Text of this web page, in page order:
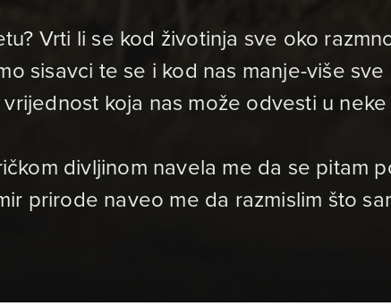
Vrti li se kod životinja sve oko
sisavci te se i kod nas manje-više
koja nas može odvesti u
divljinom navela me da se pitam
prirode naveo me da razmislim što